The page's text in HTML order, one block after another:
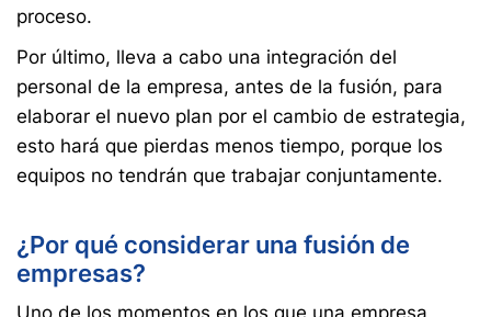
proceso.
Por último, lleva a cabo una integración del
personal de la empresa, antes de la fusión, para
elaborar el nuevo plan por el cambio de estrategia,
esto hará que pierdas menos tiempo, porque los
equipos no tendrán que trabajar conjuntamente.
¿Por qué considerar una fusión de
empresas?